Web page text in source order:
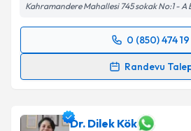
Kahramandere Mahallesi 745 sokak No:1 - A
0 (850) 474
Randevu
Randevu Takvimi Talebi
takvim hazırlandığında e-posta
Dr. Dilek Kök